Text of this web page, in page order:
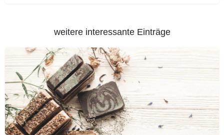
weitere interessante Einträge